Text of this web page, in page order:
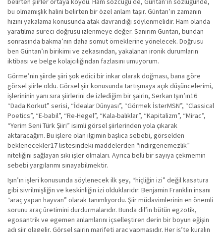
bu olmamışlık halini belirten bir özel anlam taşır. Güntan’ın zamanın
hızını yakalama konusunda atak davrandığı söylenmelidir. Ham olanda
yaratılma süreci doğrusu izlenmeye değer. Sanırım Güntan, bundan
sonrasında bakma’nın daha somut örneklerine yönelecek. Doğrusu
ben Güntan’ın birikimi ve zekasından, yakalanan ironik durumların
iktibası ve belge kolajcılığından fazlasını umuyorum.
Görme’nin şiirde şiiri şok edici bir inkar olarak doğması, bana göre
görsel şiirle oldu. Görsel şiir konusunda tartışmaya açık düşüncelerimi,
işlerininin yanı sıra şiirlerini de izlediğim bir şairin, Serkan Işın’ın16
“Dada Korkut” serisi, “İdealar Dünyası”, “Görmek İsterMSN”, “Classical
Poetics”, “E-babil”, “Re-Hegel”, “Kala-balıklar”, “Kapitalizm”, “Mirac”,
“Yerim Seni Türk Şiiri” isimli görsel şiirlerinden yola çıkarak
aktaracağım. Bu işlere olan ilgimin başlıca sebebi, görselden
beklenecekler17 listesindeki maddelerden “indirgenemezlik”
niteliğini sağlayan sıkı işler olmaları. Ayrıca belli bir sayıya çekmemin
sebebi yargılarımı sınayabilmektir.
Işın’ın işleri konusunda söylenecek ilk şey, “hiçliğin izi” değil kasatura
gibi sivrilmişliğin ve keskinliğin izi olduklarıdır. Benjamin Franklin insanı
“araç yapan hayvan” olarak tanımlıyordu. Şiir müdavimlerinin en önemli
sorunu araç üretimini durdurmalarıdır. Bunda dil’in bütün egzotik,
egosantrik ve egemen anlamlarını içselleştiren derin bir boyun eğişin
adı şiir olagelir. Görsel şairin marifeti araç yapmasıdır. Her iş’te kuralın